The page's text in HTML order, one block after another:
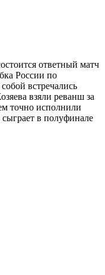
ответный матч
России по
встречались
взяли реванш за
точно исполнили
в полуфинале